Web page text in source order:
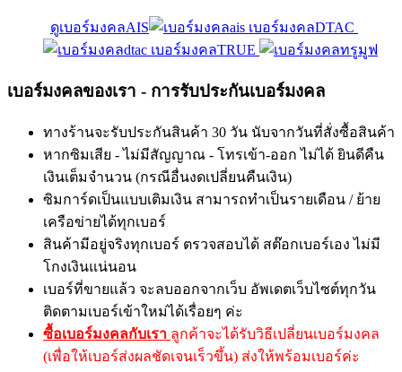
ดูเบอร์มงคลAIS
เบอร์มงคลDTAC
เบอร์มงคลTRUE
เบอร์มงคลของเรา - การรับประกันเบอร์มงคล
ทางร้านจะรับประกันสินค้า 30 วัน นับจากวันที่สั่งซื้อสินค้า
หากซิมเสีย - ไม่มีสัญญาณ - โทรเข้า-ออก ไม่ได้ ยินดีคืน
เงินเต็มจำนวน (กรณีอื่นงดเปลี่ยนคืนเงิน)
ซิมการ์ดเป็นแบบเติมเงิน สามารถทำเป็นรายเดือน / ย้าย
เครือข่ายได้ทุกเบอร์
สินค้ามีอยู่จริงทุกเบอร์ ตรวจสอบได้ สต๊อกเบอร์เอง ไม่มี
โกงเงินแน่นอน
เบอร์ที่ขายแล้ว จะลบออกจากเว็บ อัพเดตเว็บไซต์ทุกวัน
ติดตามเบอร์เข้าใหม่ได้เรื่อยๆ ค่ะ
ซื้อเบอร์มงคลกับเรา ลูกค้าจะได้รับวิธีเปลี่ยนเบอร์มงคล
(เพื่อให้เบอร์ส่งผลชัดเจนเร็วขึ้น) ส่งให้พร้อมเบอร์ค่ะ